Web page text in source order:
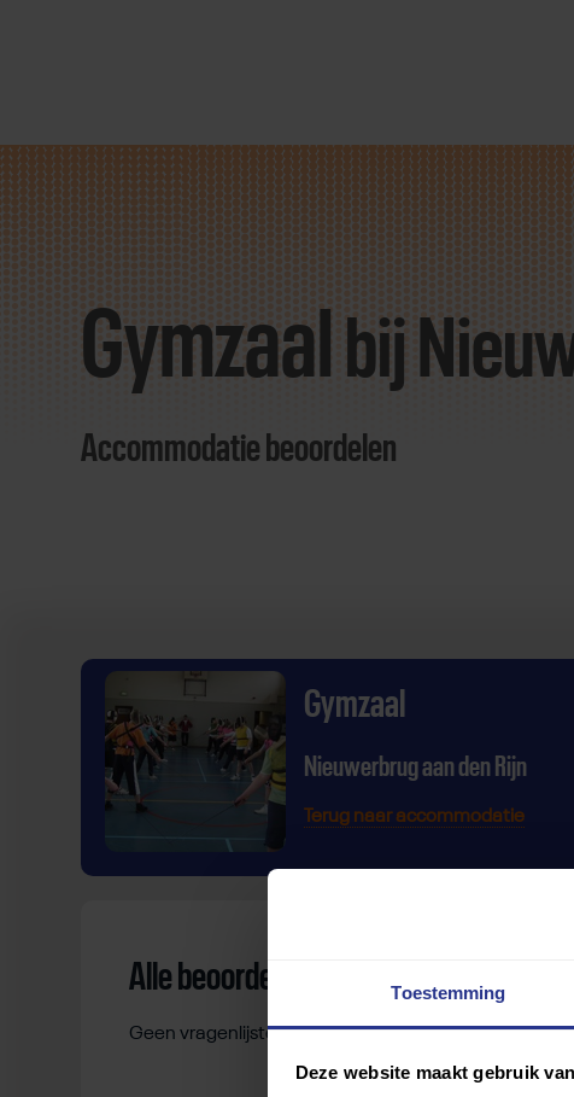
Toestemming
Deze website maakt gebruik
Direct
door
contentGymzaal bij
Accommodatie beoordelen
Gymzaal
Nieuwerbrug aan den Rijn
Terug naar accommodatie
Alle beoordelingen
Geen vragenlijsten gevonden.